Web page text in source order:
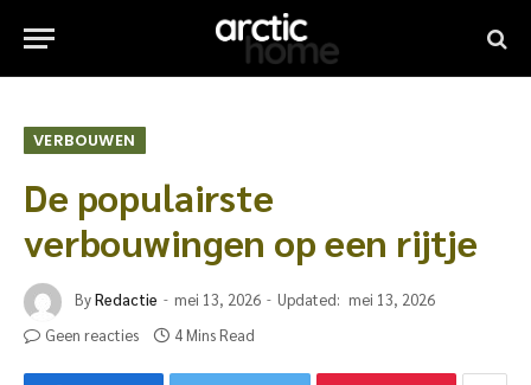
VERBOUWEN
De populairste
verbouwingen op een rijtje
ByRedactie mei 13, 2026 Updated: mei 13, 2026
Geen reacties
4 Mins Read